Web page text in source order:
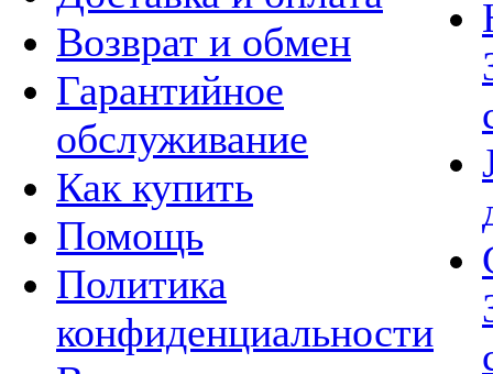
Возврат и обмен
Гарантийное
обслуживание
Как купить
Помощь
Политика
конфиденциальности